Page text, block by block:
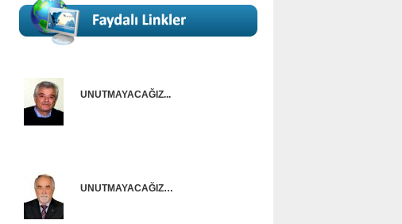
UNUTMAYACAĞIZ...
UNUTMAYACAĞIZ…